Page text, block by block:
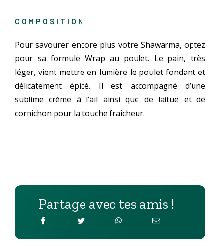
COMPOSITION
Pour savourer encore plus votre Shawarma, optez
pour sa formule Wrap au poulet. Le pain, très
léger, vient mettre en lumière le poulet fondant et
délicatement épicé. Il est accompagné d’une
sublime crème à l’ail ainsi que de laitue et de
cornichon pour la touche fraîcheur.
Partage avec tes amis !